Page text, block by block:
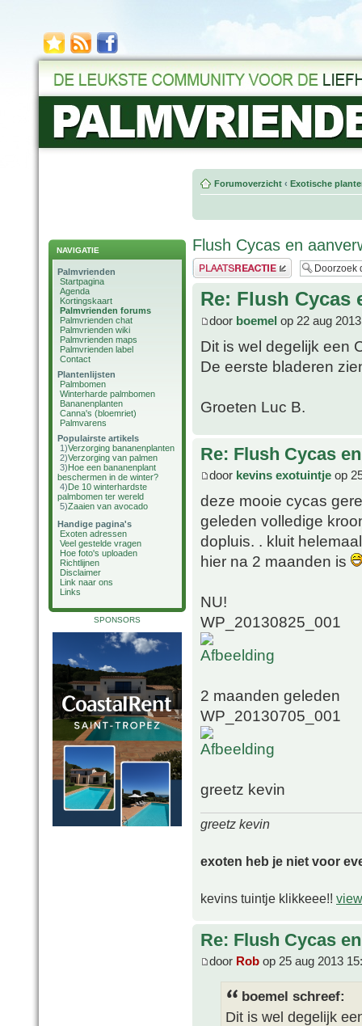
NAVIGATIE
Palmvrienden
Startpagina
Agenda
Kortingskaart
Palmvrienden forums
Palmvrienden chat
Palmvrienden wiki
Palmvrienden maps
Palmvrienden label
Contact
Plantenlijsten
Palmbomen
Winterharde palmbomen
Bananenplanten
Canna's (bloemriet)
Palmvarens
Populairste artikels
1)Verzorging bananenplanten
2)Verzorging van palmen
3)Hoe een bananenplant
beschermen in de winter?
4)De 10 winterhardste
palmbomen ter wereld
5)Zaaien van avocado
Handige pagina's
Exoten adressen
Veel gestelde vragen
Hoe foto's uploaden
Richtlijnen
Disclaimer
Link naar ons
Links
SPONSORS
Forumoverzicht ‹ Exotische
Flush Cycas en
Plaats een reactie
Re: Flush Cycas
door boemel op 22 aug
Dit is wel degelijk een
De eerste bladeren
Groeten Luc B.
Re: Flush Cycas
door kevins exotuintje op
deze mooie cycas
geleden volledige
dopluis. . kluit
hier na 2 maanden is
NU!
WP_20130825_001
2 maanden geleden
WP_20130705_001
greetz kevin
greetz kevin
exoten heb je niet voor
kevins tuintje klikkeee!!
Re: Flush Cycas
door Rob op 25 aug 2013
boemel schreef:
Dit is wel degelijk